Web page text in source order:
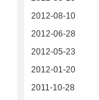
2012-08-10
2012-06-28
2012-05-23
2012-01-20
2011-10-28